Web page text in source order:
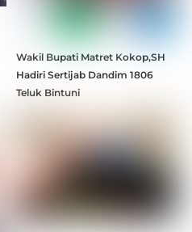
Wakil Bupati Matret Kokop,SH
Hadiri Sertijab Dandim 1806
Teluk Bintuni